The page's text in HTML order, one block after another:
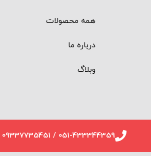
همه محصولات
درباره ما
وبلاگ
051-433344359 / 09337735451